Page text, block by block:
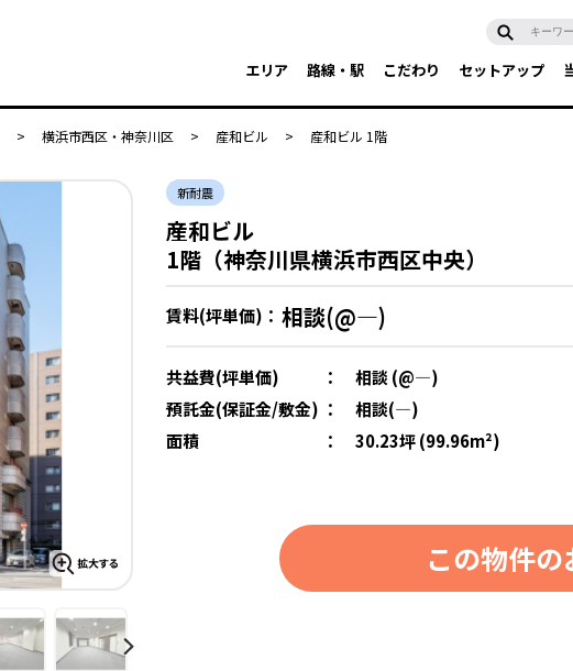
エリア 路線・駅 こだわり セットアップ
> 横浜市西区・神奈川区 > 産和ビル > 産和ビル 1階
新耐震
産和ビル
1階（神奈川県横浜市西区中央）
賃料(坪単価)： 相談(@―)
共益費(坪単価) ：
相談 (@―)
預託金(保証金/敷金) ：
相談(―)
面積
： 30.23坪 (99.96m²)
この物件